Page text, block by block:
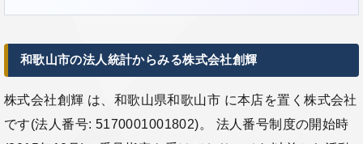
和歌山市の法人統計からみる株式会社創輝
株式会社創輝 は、和歌山県和歌山市 に本店を置く株式会社
です(法人番号: 5170001001802)。 法人番号制度の開始時